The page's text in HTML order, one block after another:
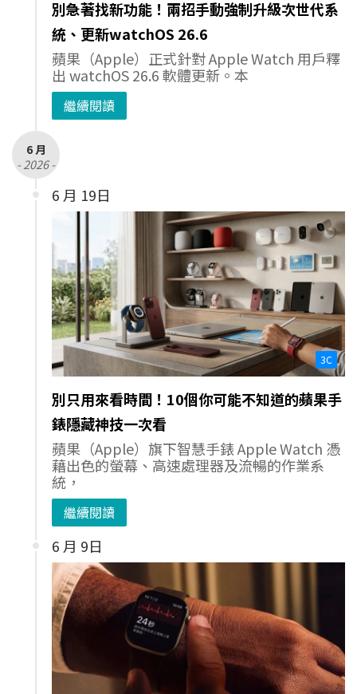
別急著找新功能！兩招手動強制升級次世代系
統、更新watchOS 26.6
蘋果（Apple）正式針對 Apple Watch 用戶釋
出 watchOS 26.6 軟體更新。本
繼續閱讀
6 月
- 2026 -
6 月 19日
3C
別只用來看時間！10個你可能不知道的蘋果手
錶隱藏神技一次看
蘋果（Apple）旗下智慧手錶 Apple Watch 憑
藉出色的螢幕、高速處理器及流暢的作業系
統，
繼續閱讀
6 月 9日